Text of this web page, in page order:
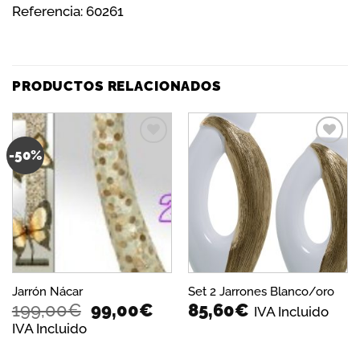
Referencia: 60261
PRODUCTOS RELACIONADOS
-50%
lista de
deseos
Jarrón Nácar
199,00€ El
precio
99,00€
precio
IVA Incluido
Añadir
a la
lista de
deseos
Set 2 Jarrones Blanco/oro
85,60€ IVA Incluido